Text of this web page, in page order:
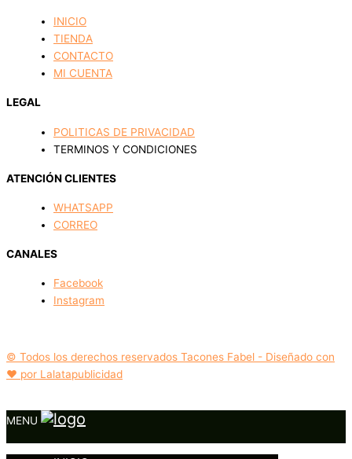
INICIO
TIENDA
CONTACTO
MI CUENTA
LEGAL
POLITICAS DE PRIVACIDAD
TERMINOS Y CONDICIONES
ATENCIÓN CLIENTES
WHATSAPP
CORREO
CANALES
Facebook
Instagram
© Todos los derechos reservados Tacones Fabel - Diseñado con
❤️ por Lalatapublicidad
MENU